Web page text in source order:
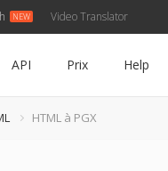
Video Translator
API Prix Help
HTML à PGX